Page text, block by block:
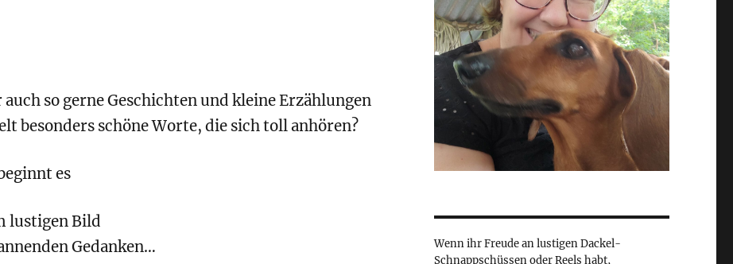
so gerne Geschichten und kleine Erzählungen
besonders schöne Worte, die sich toll anhören?
es
lustigen Bild
Gedanken…
Wenn ihr Freude an lustigen Dackel-
Schnappschüssen oder Reels habt,